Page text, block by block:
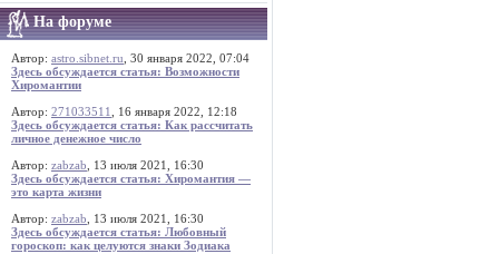
На форуме
Автор: astro.sibnet.ru , 30 января 2022, 07:04
Здесь обсуждается статья: Возможности
Хиромантии
Автор: 271033511
, 16 января 2022, 12:18
Здесь обсуждается статья: Как рассчитать
личное денежное число
Автор: zabzab , 13 июля 2021, 16:30
Здесь обсуждается статья: Хиромантия —
это карта жизни
Автор: zabzab , 13 июля 2021, 16:30
Здесь обсуждается статья: Любовный
гороскоп: как целуются знаки Зодиака